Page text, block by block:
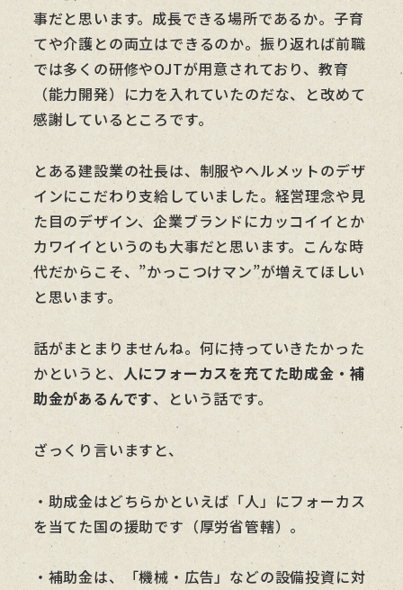
事だと思います。成長できる場所であるか。子育
てや介護との両立はできるのか。振り返れば前職
では多くの研修やOJTが用意されており、教育
（能力開発）に力を入れていたのだな、と改めて
感謝しているところです。
とある建設業の社長は、制服やヘルメットのデザ
インにこだわり支給していました。経営理念や見
た目のデザイン、企業ブランドにカッコイイとか
カワイイというのも大事だと思います。こんな時
代だからこそ、”かっこつけマン”が増えてほしい
と思います。
話がまとまりませんね。何に持っていきたかった
かというと、 人にフォーカスを充てた助成金・補
助金があるんです、という話です。
ざっくり言いますと、
・助成金はどちらかといえば「人」にフォーカス
を当てた国の援助です（厚労省管轄）。
・補助金は、「機械・広告」などの設備投資に対